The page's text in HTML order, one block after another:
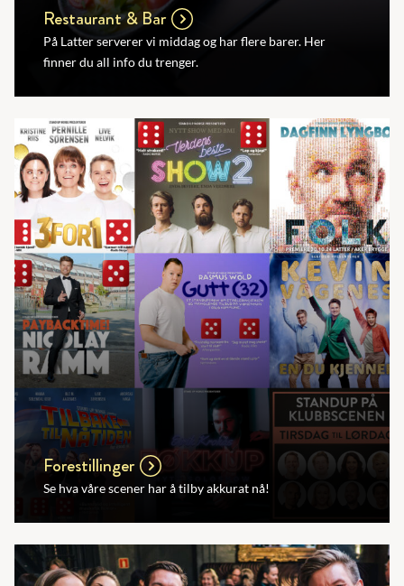
Restaurant & Bar
På Latter serverer vi middag og har flere barer. Her
finner du all info du trenger.
Forestillinger
Se hva våre scener har å tilby akkurat nå!